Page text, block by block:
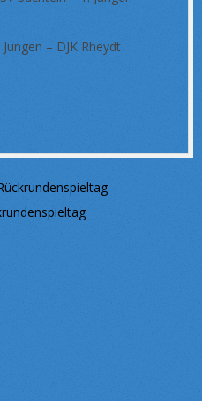
– DJK Rheydt